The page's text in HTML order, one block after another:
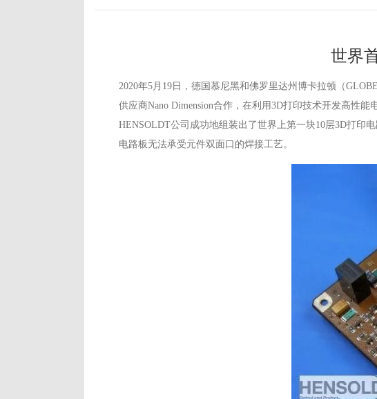
世界
2020年5月19日，德国慕尼黑和佛罗里达州博卡拉顿（
供应商Nano Dimension合作，在利用3D打印技术开发高性
HENSOLDT公司成功地组装出了世界上第一块10层3D打印
电路板无法承受元件双面口的焊接工艺。